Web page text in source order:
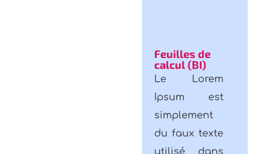
Le Lorem
Ipsum est
simplement
du faux texte
utilisé dans
lcomposition